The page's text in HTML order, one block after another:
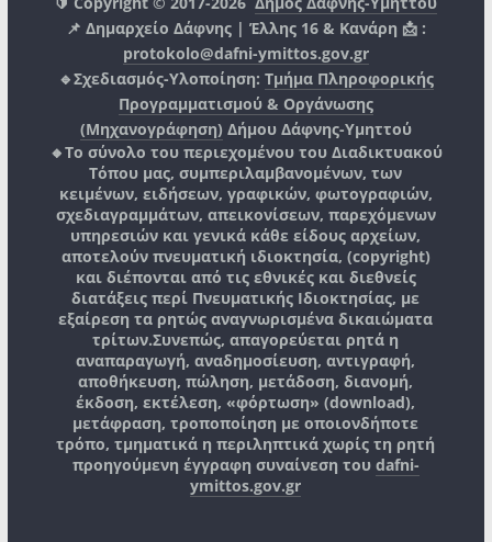
📌 Δημαρχείο Δάφνης | Έλλης 16 & Κανάρη 📩 :
protokolo@dafni-ymittos.gov.gr
🔹Σχεδιασμός-Υλοποίηση: Τμήμα Πληροφορικής
Προγραμματισμού & Οργάνωσης
(Μηχανογράφηση) Δήμου Δάφνης-Υμηττού
🔸Το σύνολο του περιεχομένου του Διαδικτυακού
Τόπου μας, συμπεριλαμβανομένων, των
κειμένων, ειδήσεων, γραφικών, φωτογραφιών,
σχεδιαγραμμάτων, απεικονίσεων, παρεχόμενων
υπηρεσιών και γενικά κάθε είδους αρχείων,
αποτελούν πνευματική ιδιοκτησία, (copyright)
και διέπονται από τις εθνικές και διεθνείς
διατάξεις περί Πνευματικής Ιδιοκτησίας, με
εξαίρεση τα ρητώς αναγνωρισμένα δικαιώματα
τρίτων.Συνεπώς, απαγορεύεται ρητά η
αναπαραγωγή, αναδημοσίευση, αντιγραφή,
αποθήκευση, πώληση, μετάδοση, διανομή,
έκδοση, εκτέλεση, «φόρτωση» (download),
μετάφραση, τροποποίηση με οποιονδήποτε
τρόπο, τμηματικά η περιληπτικά χωρίς τη ρητή
προηγούμενη έγγραφη συναίνεση του dafni-
ymittos.gov.gr